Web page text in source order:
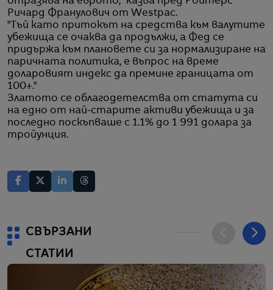
Ричард Франулович от Westpac.
"Тъй като притокът на средства към валутите
убежища се очаква да продължи, а Фед се
придържа към плановете си за нормализиране на
паричната политика, е въпрос на време
доларовият индекс да премине границата от
100+."
Златото се облагодетелства от статута си
на едно от най-старите активи убежища и за
последно поскъпваше с 1.1% до 1 991 долара за
тройунция.
СВЪРЗАНИ
СТАТИИ